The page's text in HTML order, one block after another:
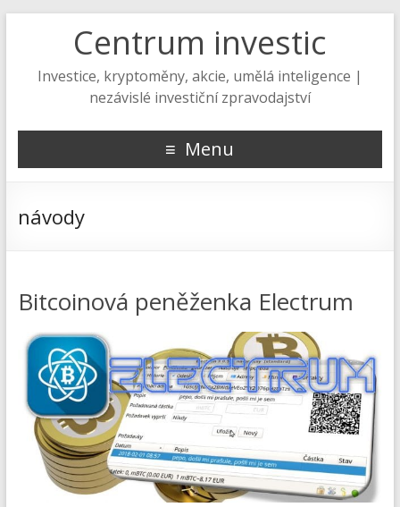
Centrum investic
Investice, kryptoměny, akcie, umělá inteligence |
nezávislé investiční zpravodajství
Menu
návody
Bitcoinová peněženka Electrum